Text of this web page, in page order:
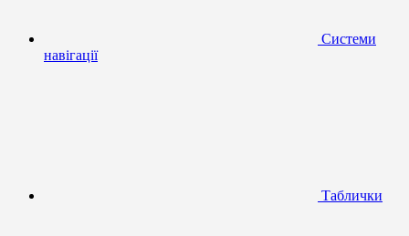
Системи
навігації
Таблички